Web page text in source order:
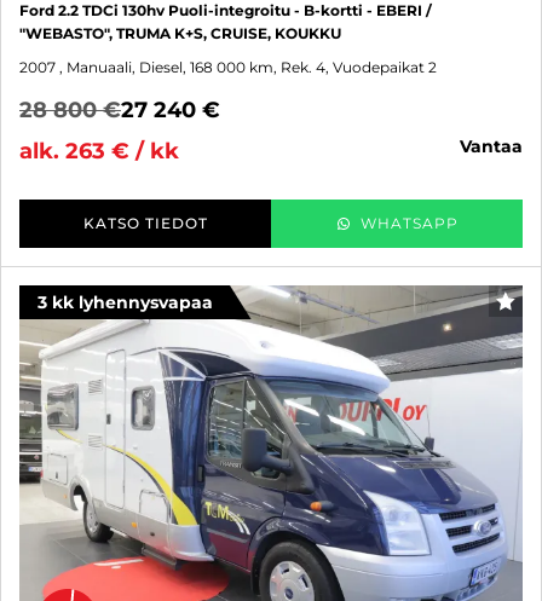
Ford 2.2 TDCi 130hv Puoli-integroitu - B-kortti - EBERI /
"WEBASTO", TRUMA K+S, CRUISE, KOUKKU
2007 , Manuaali, Diesel, 168 000 km, Rek. 4, Vuodepaikat 2
28 800 €27 240 €
alk. 263 € / kk
vantaa
KATSO TIEDOT WHATSAPP
3 kk lyhennysvapaa